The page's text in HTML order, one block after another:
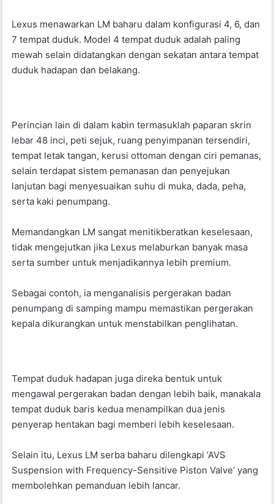
Lexus menawarkan LM baharu dalam konfigurasi 4, 6, dan
7 tempat duduk. Model 4 tempat duduk adalah paling
mewah selain didatangkan dengan sekatan antara tempat
duduk hadapan dan belakang.
Perincian lain di dalam kabin termasuklah paparan skrin
lebar 48 inci, peti sejuk, ruang penyimpanan tersendiri,
tempat letak tangan, kerusi ottoman dengan ciri pemanas,
selain terdapat sistem pemanasan dan penyejukan
lanjutan bagi menyesuaikan suhu di muka, dada, peha,
serta kaki penumpang.
Memandangkan LM sangat menitikberatkan keselesaan,
tidak mengejutkan jika Lexus melaburkan banyak masa
serta sumber untuk menjadikannya lebih premium.
Sebagai contoh, ia menganalisis pergerakan badan
penumpang di samping mampu memastikan pergerakan
kepala dikurangkan untuk menstabilkan penglihatan.
Tempat duduk hadapan juga direka bentuk untuk
mengawal pergerakan badan dengan lebih baik, manakala
tempat duduk baris kedua menampilkan dua jenis
penyerap hentakan bagi memberi lebih keselesaan.
Selain itu, Lexus LM serba baharu dilengkapi ‘AVS
Suspension with Frequency-Sensitive Piston Valve’ yang
membolehkan pemanduan lebih lancar.